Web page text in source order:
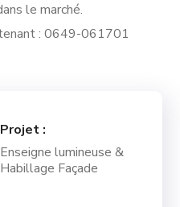
le marché.
: 0649-061701
Projet :
Enseigne lumineuse &
Habillage Façade